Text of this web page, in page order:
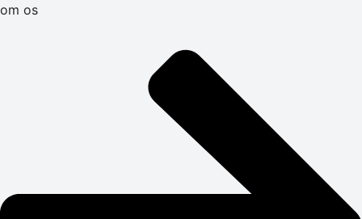
om os